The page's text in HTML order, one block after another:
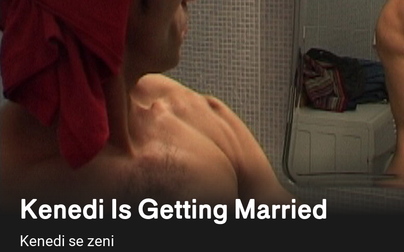
Kenedi Is Getting Married
Kenedi se zeni